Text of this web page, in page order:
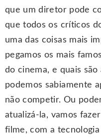
que um diretor pode
que todos os críticos
uma das coisas mais
pegamos os mais
do cinema, e quais são
podemos sabiamente
não competir. Ou
atualizá-la, vamos
filme, com a